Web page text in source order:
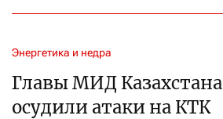
Энергетика и недра
Главы МИД
осудили атаки на КТК